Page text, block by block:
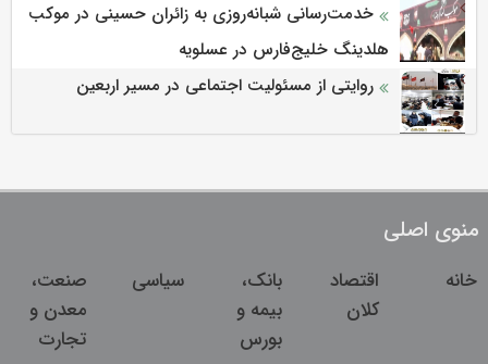
خدمت‌رسانی شبانه‌روزی به زائران حسینی در موکب
هلدینگ خلیج‌فارس در عسلویه
روایتی از مسئولیت اجتماعی در مسیر اربعین
منوی اصلی
خانه
اقتصاد
کلان
بانک،
بیمه و
بورس
سیاسی
صنعت،
معدن و
تجارت